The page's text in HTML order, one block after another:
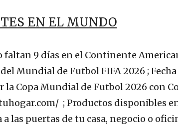
EN EL MUNDO
faltan 9 días en el Continente
Mundial de Futbol FIFA 2026 ; Fecha
la Copa Mundial de Futbol 2026 con
; Productos disponibles
las puertas de tu casa, negocio o